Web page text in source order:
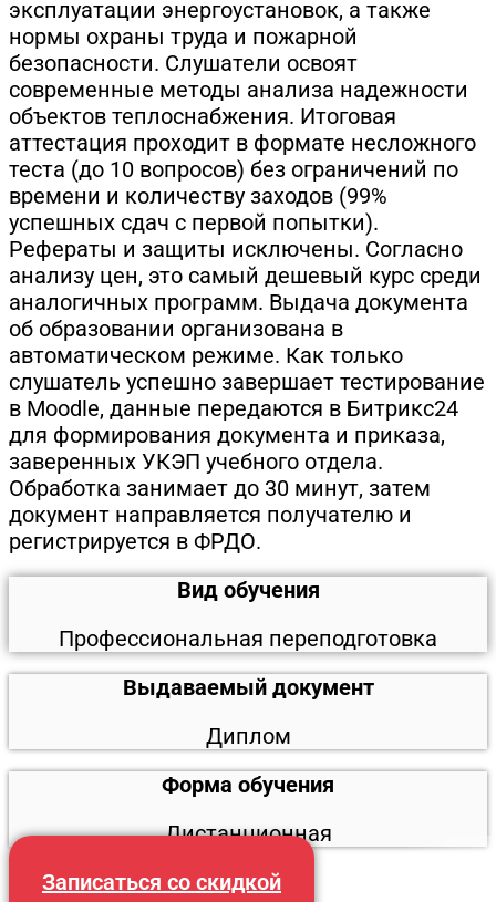
эксплуатации энергоустановок, а также
нормы охраны труда и пожарной
безопасности. Слушатели освоят
современные методы анализа надежности
объектов теплоснабжения. Итоговая
аттестация проходит в формате несложного
теста (до 10 вопросов) без ограничений по
времени и количеству заходов (99%
успешных сдач с первой попытки).
Рефераты и защиты исключены. Согласно
анализу цен, это самый дешевый курс среди
аналогичных программ. Выдача документа
об образовании организована в
автоматическом режиме. Как только
слушатель успешно завершает тестирование
в Moodle, данные передаются в Битрикс24
для формирования документа и приказа,
заверенных УКЭП учебного отдела.
Обработка занимает до 30 минут, затем
документ направляется получателю и
регистрируется в ФРДО.
Вид обучения
Профессиональная переподготовка
Выдаваемый документ
Диплом
Форма обучения
Дистанционная
Записаться со скидкой